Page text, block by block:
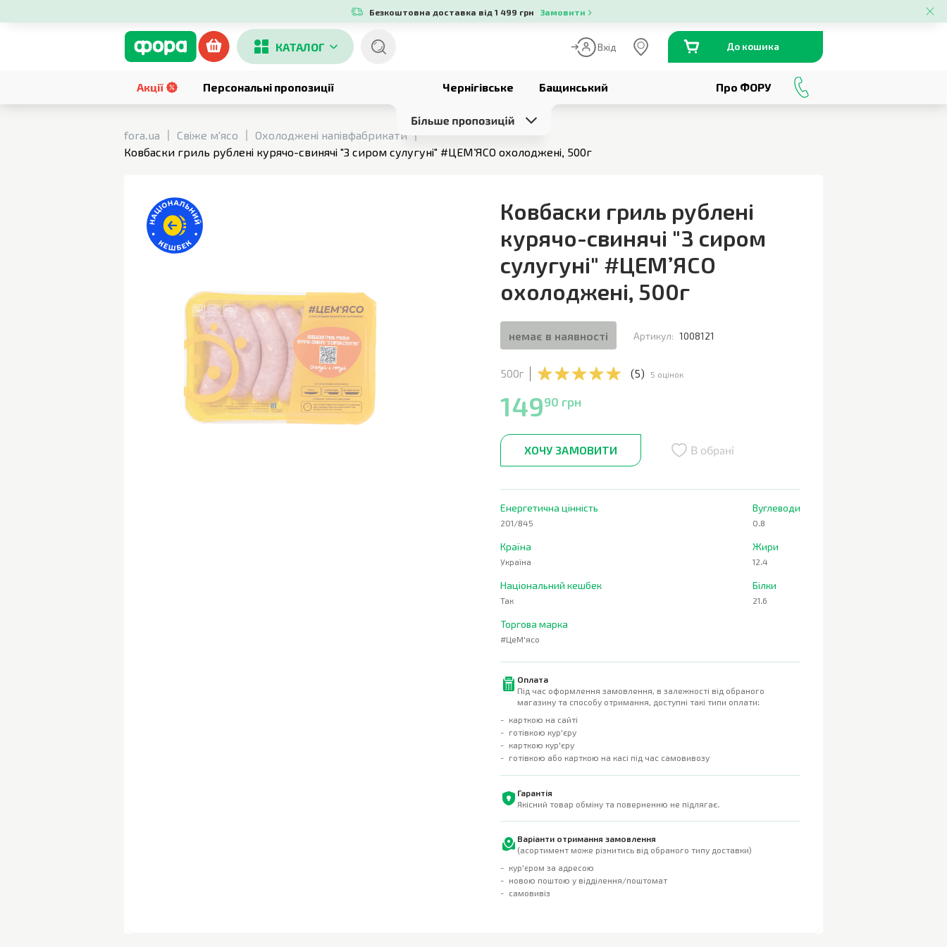
Безкоштовна доставка від 1 499 грн Замовити
КАТАЛОГ Вхід До кошика
Акції Персональні пропозиції Чернігівське Бащинський Про ФОРУ
fora.ua
Свіже м'ясо
Охолоджені напівфабрикати
Ковбаски гриль рублені курячо-свинячі "З сиром сулугуні" #ЦЕМ’ЯСО охолоджені, 500г
Ковбаски гриль рублені
курячо-свинячі "З сиром
сулугуні" #ЦЕМ’ЯСО
охолоджені, 500г
немає в наявності Артикул: 1008121
500г (5) 5 оцінок
14990 грн
ХОЧУ ЗАМОВИТИ В обрані
Енергетична цінність
201/845
Вуглеводи
0.8
Країна
Україна
Жири
12.4
Національний кешбек
Так
Білки
21.6
Торгова марка
#ЦеМ'ясо
Оплата
Під час оформлення замовлення, в залежності від обраного
магазину та способу отримання, доступні такі типи оплати:
карткою на сайті
готівкою кур'єру
карткою кур'єру
готівкою або карткою на касі під час самовивозу
Гарантія
Якісний товар обміну та поверненню не підлягає.
Варіанти отримання замовлення
(асортимент може різнитись від обраного типу доставки)
кур'єром за адресою
новою поштою у відділення/поштомат
самовивіз